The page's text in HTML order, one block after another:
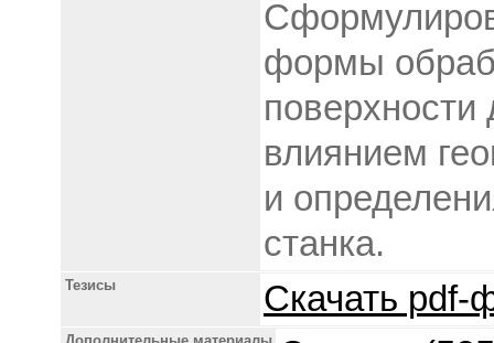
формы
влиянием
и
станка.
Тезисы Скачать pdf-